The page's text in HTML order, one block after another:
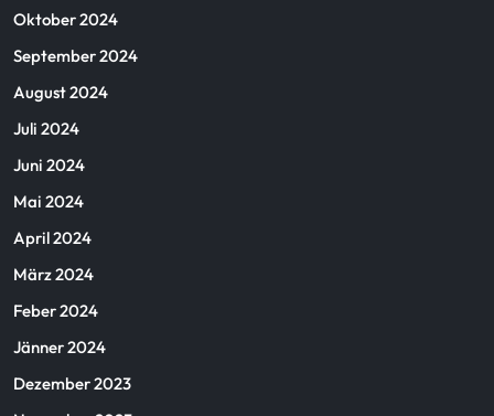
Oktober 2024
September 2024
August 2024
Juli 2024
Juni 2024
Mai 2024
April 2024
März 2024
Feber 2024
Jänner 2024
Dezember 2023